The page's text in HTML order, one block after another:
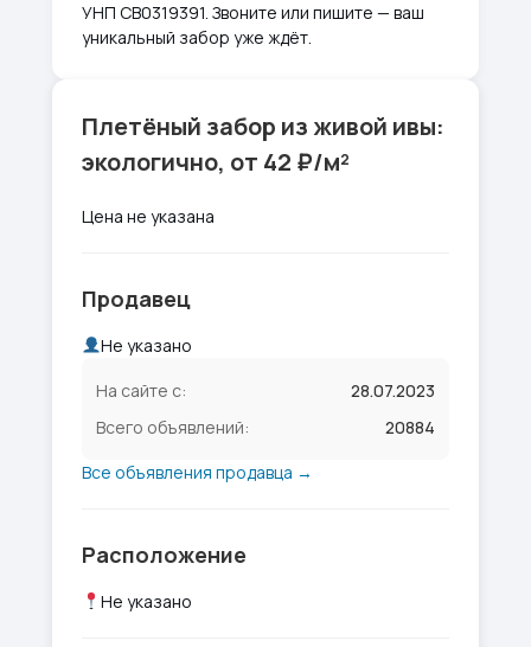
УНП CB0319391. Звоните или пишите — ваш
уникальный забор уже ждёт.
Плетёный забор из живой ивы:
экологично, от 42 ₽/м²
Цена не указана
Продавец
Не указано
На сайте с:
28.07.2023
Всего объявлений:
20884
Все объявления продавца →
Расположение
Не указано